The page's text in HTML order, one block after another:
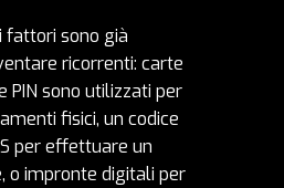
fattori sono già
ricorrenti: carte
PIN sono utilizzati per
fisici, un codice
per effettuare un
o impronte digitali per